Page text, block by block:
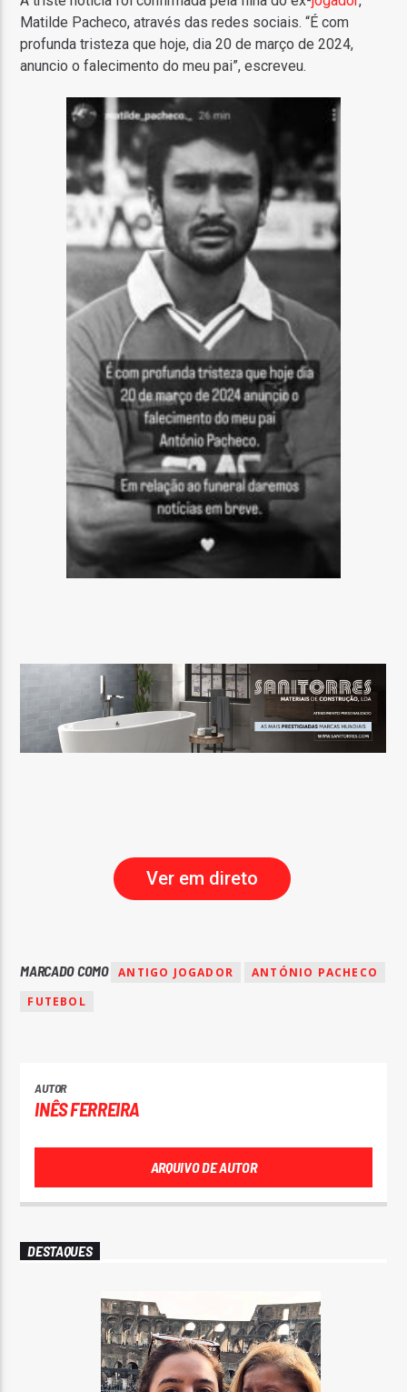
Matilde Pacheco, através das redes sociais. “É com
profunda tristeza que hoje, dia 20 de março de 2024,
anuncio o falecimento do meu pai”, escreveu.
Ver em direto
MARCADO COMO ANTIGO JOGADOR
ANTÓNIO PACHECO
FUTEBOL
AUTOR
INÊS FERREIRA
ARQUIVO DE AUTOR
DESTAQUES